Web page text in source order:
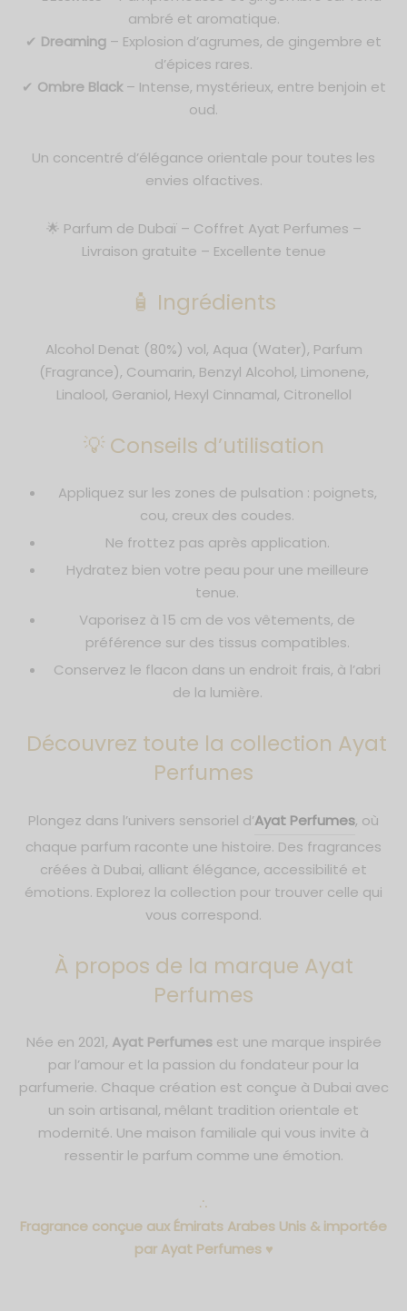
ambré et aromatique.
✔ Dreaming – Explosion d’agrumes, de gingembre et
d’épices rares.
✔ Ombre Black– Intense, mystérieux, entre benjoin et
oud.
Un concentré d’élégance orientale pour toutes les
envies olfactives.
🌟 Parfum de Dubaï – Coffret Ayat Perfumes –
Livraison gratuite – Excellente tenue
🧴 Ingrédients
Alcohol Denat (80%) vol, Aqua (Water), Parfum
(Fragrance), Coumarin, Benzyl Alcohol, Limonene,
Linalool, Geraniol, Hexyl Cinnamal, Citronellol
💡 Conseils d’utilisation
Appliquez sur les zones de pulsation : poignets,
cou, creux des coudes.
Ne frottez pas après application.
Hydratez bien votre peau pour une meilleure
tenue.
Vaporisez à 15 cm de vos vêtements, de
préférence sur des tissus compatibles.
Conservez le flacon dans un endroit frais, à l’abri
de la lumière.
Découvrez toute la collection Ayat
Perfumes
Plongez dans l’univers sensoriel d’Ayat Perfumes, où
chaque parfum raconte une histoire. Des fragrances
créées à Dubai, alliant élégance, accessibilité et
émotions. Explorez la collection pour trouver celle qui
vous correspond.
À propos de la marque Ayat
Perfumes
Née en 2021, Ayat Perfumesest une marque inspirée
par l’amour et la passion du fondateur pour la
parfumerie. Chaque création est conçue à Dubai avec
un soin artisanal, mêlant tradition orientale et
modernité. Une maison familiale qui vous invite à
ressentir le parfum comme une émotion.
∴
Fragrance conçue aux Émirats Arabes Unis & importée
par Ayat Perfumes ♥
30ml